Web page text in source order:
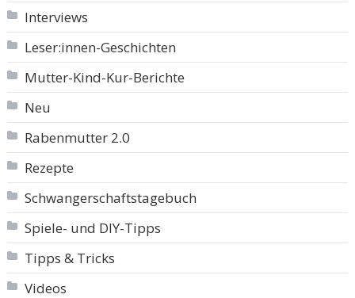
Interviews
Leser:innen-Geschichten
Mutter-Kind-Kur-Berichte
Neu
Rabenmutter 2.0
Rezepte
Schwangerschaftstagebuch
Spiele- und DIY-Tipps
Tipps & Tricks
Videos